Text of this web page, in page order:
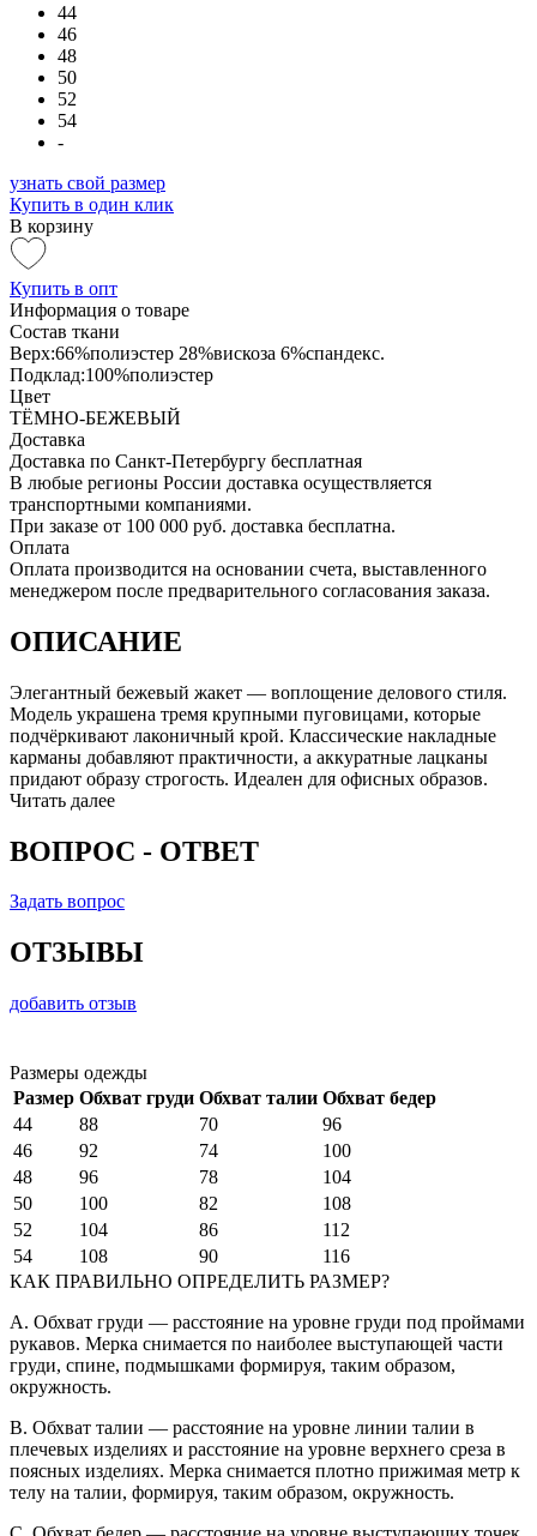
44
46
48
50
52
54
-
узнать свой размер
Купить в один клик
В корзину
Купить в опт
Информация о товаре
Состав ткани
Верх:66%полиэстер 28%вискоза 6%спандекс.
Подклад:100%полиэстер
Цвет
ТЁМНО-БЕЖЕВЫЙ
Доставка
Доставка по Санкт-Петербургу бесплатная
В любые регионы России доставка осуществляется
транспортными компаниями.
При заказе от 100 000 руб. доставка бесплатна.
Оплата
Оплата производится на основании счета, выставленного
менеджером после предварительного согласования заказа.
ОПИСАНИЕ
Элегантный бежевый жакет — воплощение делового стиля.
Модель украшена тремя крупными пуговицами, которые
подчёркивают лаконичный крой. Классические накладные
карманы добавляют практичности, а аккуратные лацканы
придают образу строгость. Идеален для офисных образов.
Читать далее
ВОПРОС - ОТВЕТ
Задать вопрос
ОТЗЫВЫ
добавить отзыв
Размеры одежды
Размер Обхват груди Обхват талии Обхват бедер
44
88 70
96
46
92 74
100
48
96 78
104
50
100 82
108
52
104 86
112
54
108 90
116
КАК ПРАВИЛЬНО ОПРЕДЕЛИТЬ РАЗМЕР?
A. Обхват груди — расстояние на уровне груди под проймами
рукавов. Мерка снимается по наиболее выступающей части
груди, спине, подмышками формируя, таким образом,
окружность.
B. Обхват талии — расстояние на уровне линии талии в
плечевых изделиях и расстояние на уровне верхнего среза в
поясных изделиях. Мерка снимается плотно прижимая метр к
телу на талии, формируя, таким образом, окружность.